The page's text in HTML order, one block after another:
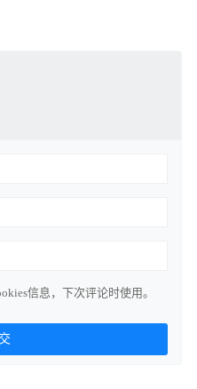
信息，下次评论时使用。